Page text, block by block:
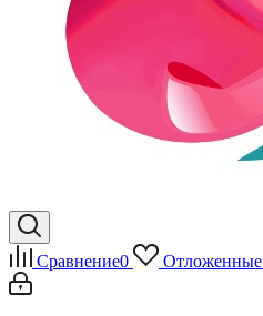
Сравнение0 Отложенные